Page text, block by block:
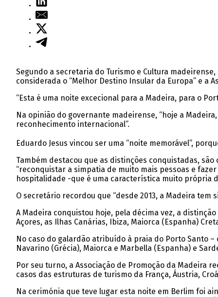
Segundo a secretaria do Turismo e Cultura
considerada o “Melhor Destino Insular da Europa” e a
“Esta é uma noite excecional para a Madeira, para o
Na opinião do governante madeirense, “hoje a
reconhecimento internacional”.
Eduardo Jesus vincou ser uma “noite memorável”,
Também destacou que as distinções conquistadas,
“reconquistar a simpatia de muito mais pessoas e
hospitalidade -que é uma característica muito própria
O secretário recordou que “desde 2013, a Madeira
A Madeira conquistou hoje, pela décima vez, a
Açores, as Ilhas Canárias, Ibiza, Maiorca (Espanha)
No caso do galardão atribuído à praia do Porto Santo
Navarino (Grécia), Maiorca e Marbella (Espanha) e
Por seu turno, a Associação de Promoção da Madeira
casos das estruturas de turismo da França, Áustria,
Na cerimónia que teve lugar esta noite em Berlim foi